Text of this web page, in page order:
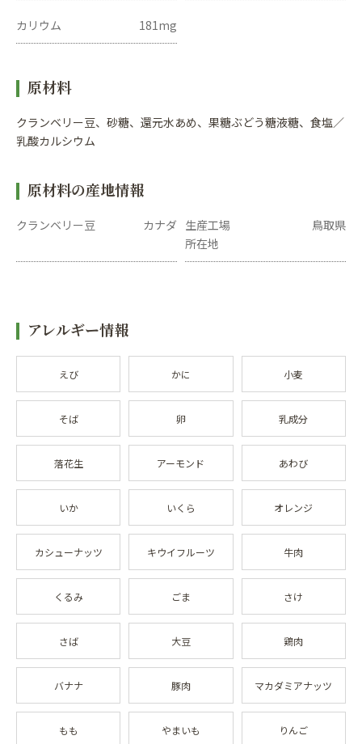
カリウム 181mg
原材料
クランベリー豆、砂糖、還元水あめ、果糖ぶどう糖液糖、食塩／
乳酸カルシウム
原材料の産地情報
クランベリー豆 カナダ 生産工場
所在地
鳥取県
アレルギー情報
えび かに 小麦
そば 卵 乳成分
落花生 アーモンド あわび
いか いくら オレンジ
カシューナッツ キウイフルーツ 牛肉
くるみ ごま さけ
さば 大豆 鶏肉
バナナ 豚肉 マカダミアナッツ
もも やまいも りんご